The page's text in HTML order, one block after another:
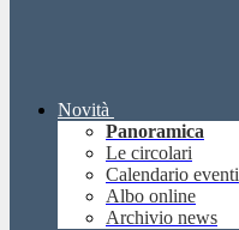
Novità
Panoramica
Le circolari
Calendario eventi
Albo online
Archivio news